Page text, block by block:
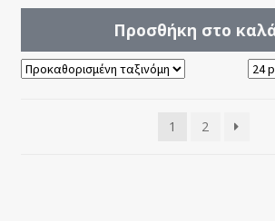
Προσθήκη στο
1 2